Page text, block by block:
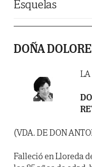
Esquelas
DOÑA
LA
(VDA. DE DON
Falleció en Lloreda